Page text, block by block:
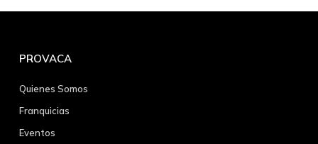
PROVACA
Quienes Somos
Franquicias
Eventos